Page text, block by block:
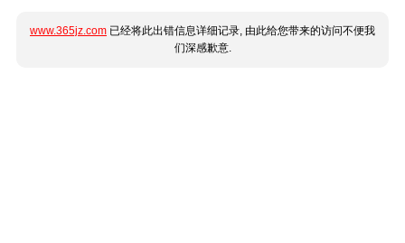
www.365jz.com 已经将此出错信息详细记录, 由此给您带来的访问不便我
们深感歉意.